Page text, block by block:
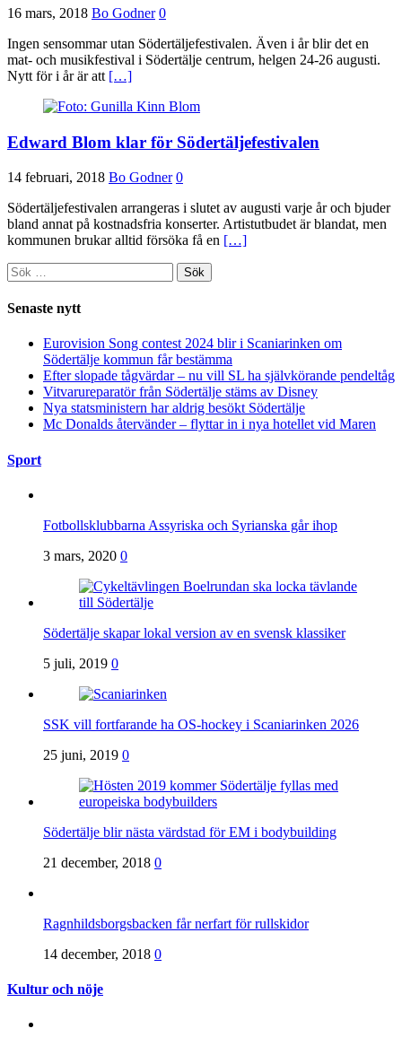
16 mars, 2018 Bo Godner 0
Ingen sensommar utan Södertäljefestivalen. Även i år blir det en
mat- och musikfestival i Södertälje centrum, helgen 24-26 augusti.
Nytt för i år är att […]
Edward Blom klar för Södertäljefestivalen
14 februari, 2018 Bo Godner 0
Södertäljefestivalen arrangeras i slutet av augusti varje år och bjuder
bland annat på kostnadsfria konserter. Artistutbudet är blandat, men
kommunen brukar alltid försöka få en […]
Sök
efter:
Senaste nytt
Eurovision Song contest 2024 blir i Scaniarinken om
Södertälje kommun får bestämma
Efter slopade tågvärdar – nu vill SL ha självkörande pendeltåg
Vitvarureparatör från Södertälje stäms av Disney
Nya statsministern har aldrig besökt Södertälje
Mc Donalds återvänder – flyttar in i nya hotellet vid Maren
Sport
Fotbollsklubbarna Assyriska och Syrianska går ihop
3 mars, 2020 0
Södertälje skapar lokal version av en svensk klassiker
5 juli, 2019 0
SSK vill fortfarande ha OS-hockey i Scaniarinken 2026
25 juni, 2019 0
Södertälje blir nästa värdstad för EM i bodybuilding
21 december, 2018 0
Ragnhildsborgsbacken får nerfart för rullskidor
14 december, 2018 0
Kultur och nöje